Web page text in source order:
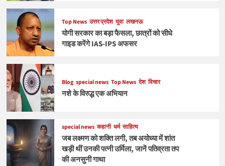
Top News उत्तर प्रदेश युवा लखनऊ
योगी सरकार का बड़ा फैसला, छात्रों को सीधे
गाइड करेंगे IAS-IPS अफसर
Blog special news Top News देश विचार
नशे के विरुद्ध एक अभियान
special news कहानी धर्म साहित्य
जब लक्ष्मण को शक्ति लगी, तब अयोध्या में शांत
खड़ी थीं उनकी पत्नी उर्मिला, जानें पतिव्रता तप
की अनसुनी गाथा